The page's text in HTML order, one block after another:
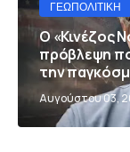
ΓΕΩΠΟΛΙΤΙΚΉ
Ο «Κινέζος
πρόβλεψη
την
Αυγούστου 03,